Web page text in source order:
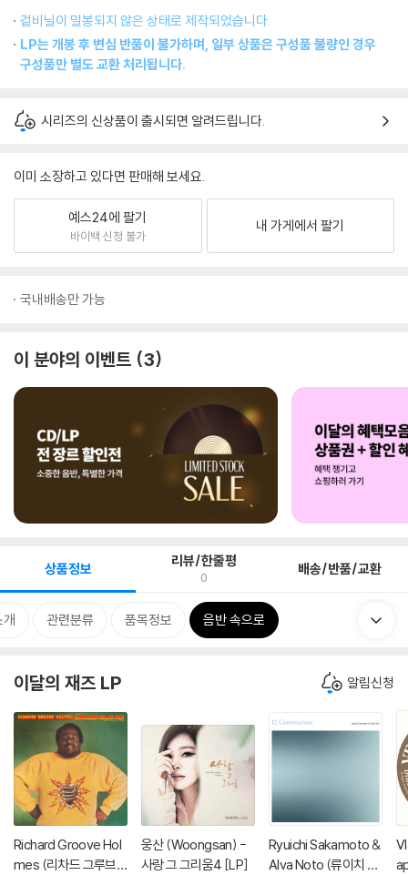
겉비닐이 밀봉되지 않은 상태로 제작되었습니다.
LP는 개봉 후 변심 반품이 불가하며, 일부 상품은 구성품 불량인 경우
구성품만 별도 교환 처리됩니다.
시리즈의 신상품이 출시되면 알려드립니다.
이미 소장하고 있다면 판매해 보세요.
예스24에 팔기
바이백 신청 불가
내 가게에서 팔기
국내배송만 가능
이 분야의 이벤트 3
상품정보 리뷰/한줄평
0 배송/반품/교환
개 관련분류 품목정보 음반 속으로
이달의 재즈 LP 알림신청
Richard Groove Hol
mes (리차드 그루브
웅산 (Woongsan) -
사랑 그 그리움4 [LP]
Ryuichi Sakamoto &
Alva Noto (류이치 사